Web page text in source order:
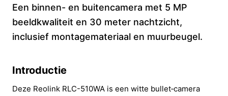
Een binnen- en buitencamera met 5 MP
beeldkwaliteit en 30 meter nachtzicht,
inclusief montagemateriaal en muurbeugel.
Introductie
Deze Reolink RLC-510WA is een witte bullet‑camera